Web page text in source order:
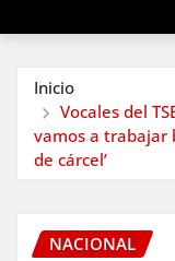
Inicio
Vocales del
vamos a trabajar
de cárcel’
NACIONAL